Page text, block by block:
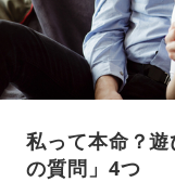
私って本命？
の質問」4つ